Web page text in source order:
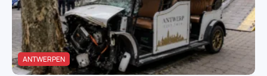
ANTWERPEN